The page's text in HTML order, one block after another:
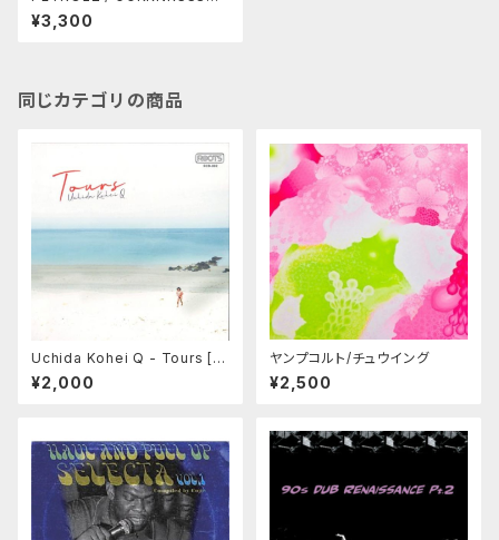
W （ペトロールズ）
¥3,300
同じカテゴリの商品
Uchida Kohei Q - Tours [C
D] Roots Label (2023) 7月
7日発売
¥2,000
ヤンプコルト/チュウイング
¥2,500